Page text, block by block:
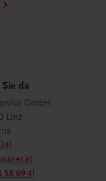
da
GmbH
Linz
58 69 41